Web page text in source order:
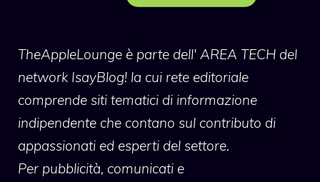
TheAppleLounge è parte dell' AREA TECH del
network IsayBlog! la cui rete editoriale
comprende siti tematici di informazione
indipendente che contano sul contributo di
appassionati ed esperti del settore.
Per pubblicità, comunicati e